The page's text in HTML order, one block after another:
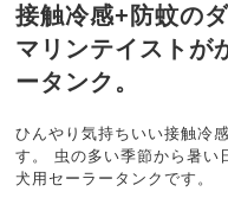
接触冷感+防蚊の
マリンテイストが
ータンク。
ひんやり気持ちいい接触冷
す。 虫の多い季節から暑い
犬用セーラータンクです。